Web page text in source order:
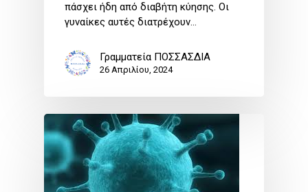
πάσχει ήδη από διαβήτη κύησης. Οι
γυναίκες αυτές διατρέχουν…
Γραμματεία ΠΟΣΣΑΣΔΙΑ
26 Απριλίου, 2024